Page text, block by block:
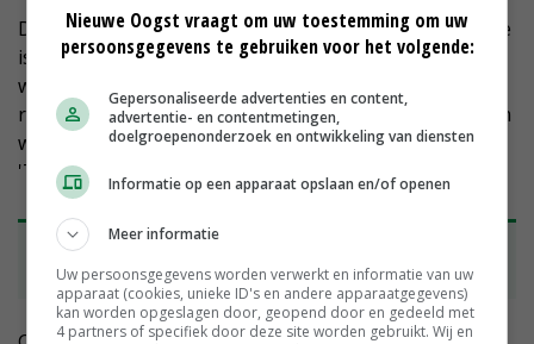
De biosecurity, die in Oost-Europa toch minder op orde
is dan in Nederland, en het versnipperde
wildezwijnenbeheer noemt Hoedemaker de grootste
risico's. Hij roept daarom het ministerie van LNV op om
weer regie te voeren op het beheer van wilde zwijnen.
'Ter preventie en bij een uitbraak van AVP.'
• Lees ook: Verstraten-Ketelaars: 'Oud zeer door
KVP kan gezonde ontwikkeling remmen'
Nieuwe Oogst vraagt om uw toestemming om uw
persoonsgegevens te gebruiken voor het volgende:
Gepersonaliseerde advertenties en content,
advertentie- en contentmetingen,
doelgroepenonderzoek en ontwikkeling van diensten
Informatie op een apparaat opslaan en/of openen
Meer informatie
Uw persoonsgegevens worden verwerkt en informatie van uw
apparaat (cookies, unieke ID's en andere apparaatgegevens)
kan worden opgeslagen door, geopend door en gedeeld met
4 partners of specifiek door deze site worden gebruikt. Wij en